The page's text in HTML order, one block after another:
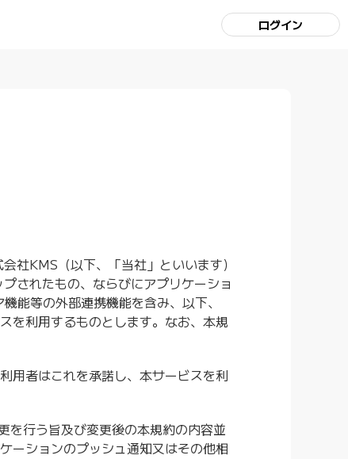
ログイン
社KMS（以下、「当社」といいます）
されたもの、ならびにアプリケーショ
能等の外部連携機能を含み、以下、
を利用するものとします。なお、本規
用者はこれを承諾し、本サービスを利
行う旨及び変更後の本規約の内容並
ーションのプッシュ通知又はその他相